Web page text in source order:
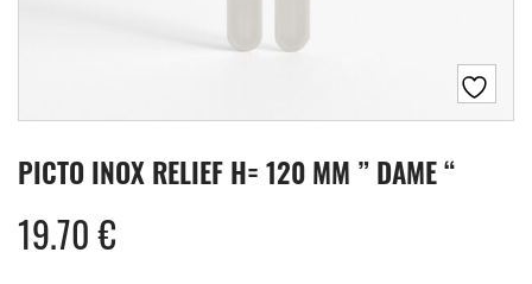
PICTO INOX RELIEF H= 120 MM ” DAME “
19.70€